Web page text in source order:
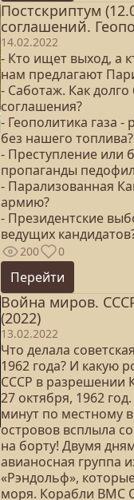
Постскриптум
соглашений.
14.02.2022
- Кто ищет выход, а
нам предлагают
- Саботаж. Как
соглашения?
- Геополитика газа
без нашего топлива?
- Преступление или
пропаганды
- Парализованная
армию?
- Президентские
ведущих
200 0
Перейти
Война миров.
(2022)
13.02.2022
Что делала
1962 года? И какую
СССР в разрешении
27 октября, 1962
минут по местному
островов всплыла
на борту! Двумя
авианосная группа
«Рэндольф»,
моря. Корабли ВМС